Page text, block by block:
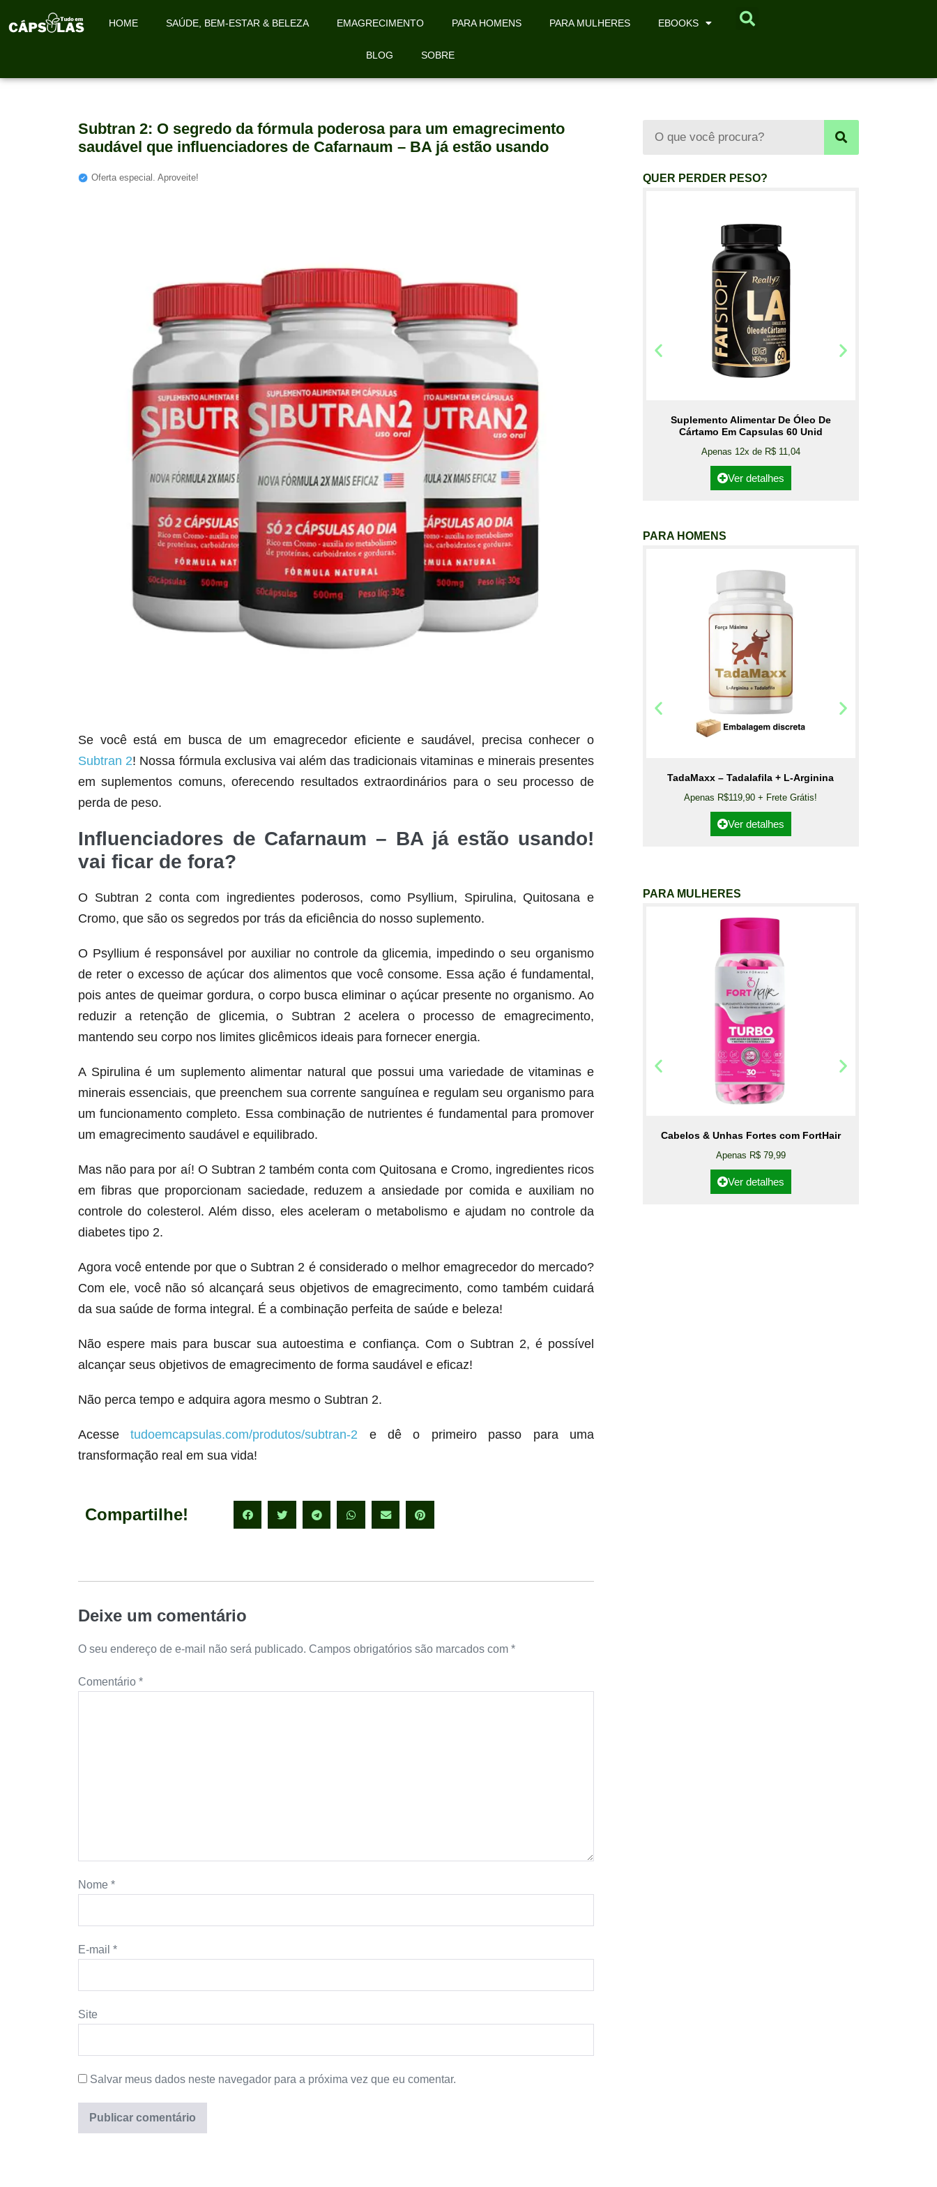
HOME SAÚDE, BEM-ESTAR & BELEZA EMAGRECIMENTO PARA HOMENS PARA MULHERES EBOOKS
BLOG SOBRE
Subtran 2: O segredo da fórmula poderosa para um emagrecimento
saudável que influenciadores de Cafarnaum – BA já estão usando
Oferta especial. Aproveite!
Se você está em busca de um emagrecedor eficiente e saudável, precisa conhecer o
Subtran 2! Nossa fórmula exclusiva vai além das tradicionais vitaminas e minerais presentes
em suplementos comuns, oferecendo resultados extraordinários para o seu processo de
perda de peso.
Influenciadores de Cafarnaum – BA já estão usando!
vai ficar de fora?
O Subtran 2 conta com ingredientes poderosos, como Psyllium, Spirulina, Quitosana e
Cromo, que são os segredos por trás da eficiência do nosso suplemento.
O Psyllium é responsável por auxiliar no controle da glicemia, impedindo o seu organismo
de reter o excesso de açúcar dos alimentos que você consome. Essa ação é fundamental,
pois antes de queimar gordura, o corpo busca eliminar o açúcar presente no organismo. Ao
reduzir a retenção de glicemia, o Subtran 2 acelera o processo de emagrecimento,
mantendo seu corpo nos limites glicêmicos ideais para fornecer energia.
A Spirulina é um suplemento alimentar natural que possui uma variedade de vitaminas e
minerais essenciais, que preenchem sua corrente sanguínea e regulam seu organismo para
um funcionamento completo. Essa combinação de nutrientes é fundamental para promover
um emagrecimento saudável e equilibrado.
Mas não para por aí! O Subtran 2 também conta com Quitosana e Cromo, ingredientes ricos
em fibras que proporcionam saciedade, reduzem a ansiedade por comida e auxiliam no
controle do colesterol. Além disso, eles aceleram o metabolismo e ajudam no controle da
diabetes tipo 2.
Agora você entende por que o Subtran 2 é considerado o melhor emagrecedor do mercado?
Com ele, você não só alcançará seus objetivos de emagrecimento, como também cuidará
da sua saúde de forma integral. É a combinação perfeita de saúde e beleza!
Não espere mais para buscar sua autoestima e confiança. Com o Subtran 2, é possível
alcançar seus objetivos de emagrecimento de forma saudável e eficaz!
Não perca tempo e adquira agora mesmo o Subtran 2.
Acessetudoemcapsulas.com/produtos/subtran-2 e dê o primeiro passo para uma
transformação real em sua vida!
Compartilhe!
Deixe um comentário
O seu endereço de e-mail não será publicado. Campos obrigatórios são marcados com *
Comentário *
Nome *
E-mail *
Site
Salvar meus dados neste navegador para a próxima vez que eu comentar.
QUER PERDER PESO?
Seca Já Detox – O Fim da gordura
localizada
Apenas 12x de R$19,78
Ver detalhes
Suplemento Alimentar De Óleo De
Cártamo Em Capsulas 60 Unid
Apenas 12x de R$ 11,04
Ver detalhes
PARA HOMENS
Seca Já Detox – O Fim da gordura
localizada
Ver detalhes
TadaMaxx – Tadalafila + L-Arginina
Apenas R$119,90 + Frete Grátis!
Ver detalhes
PARA MULHERES
Cabelos & Unhas Fortes com FortHair
Apenas R$ 79,99
Ver detalhes